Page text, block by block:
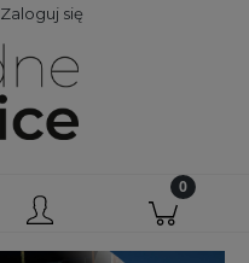
Zaloguj się